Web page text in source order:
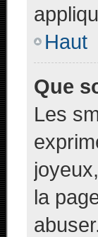
Haut
Que
Les
la